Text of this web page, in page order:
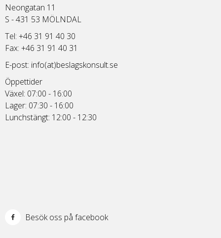
Neongatan 11
S - 431 53 MÖLNDAL
Tel: +46 31 91 40 30
Fax: +46 31 91 40 31
E-post: info(at)beslagskonsult.se
Öppettider
Växel: 07:00 - 16:00
Lager: 07:30 - 16:00
Lunchstängt: 12:00 - 12:30
Besök oss på facebook